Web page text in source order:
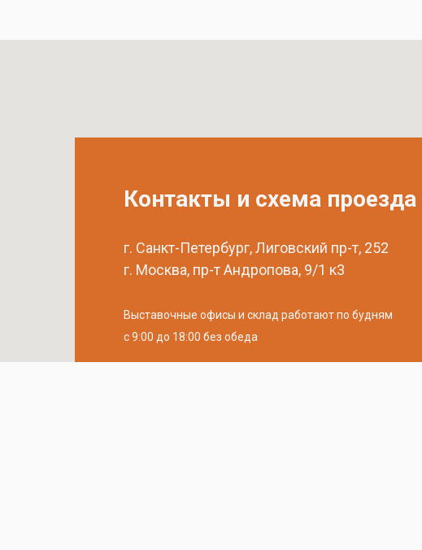
Контакты и схема проезда
г. Санкт-Петербург, Лиговский пр-т, 252
г. Москва, пр-т Андропова, 9/1 к3
Выставочные офисы и склад работают по будням
с 9:00 до 18:00 без обеда